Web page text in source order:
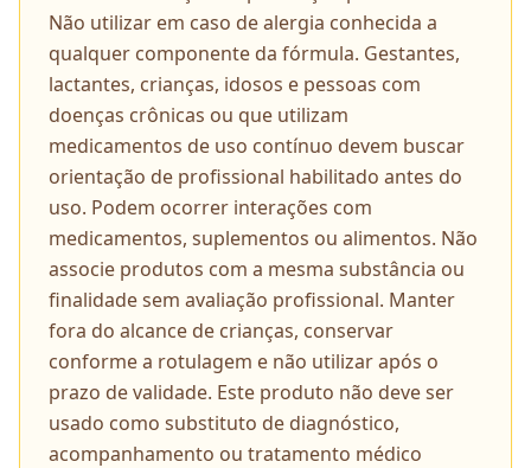
Não utilizar em caso de alergia conhecida a
qualquer componente da fórmula. Gestantes,
lactantes, crianças, idosos e pessoas com
doenças crônicas ou que utilizam
medicamentos de uso contínuo devem buscar
orientação de profissional habilitado antes do
uso. Podem ocorrer interações com
medicamentos, suplementos ou alimentos. Não
associe produtos com a mesma substância ou
finalidade sem avaliação profissional. Manter
fora do alcance de crianças, conservar
conforme a rotulagem e não utilizar após o
prazo de validade. Este produto não deve ser
usado como substituto de diagnóstico,
acompanhamento ou tratamento médico